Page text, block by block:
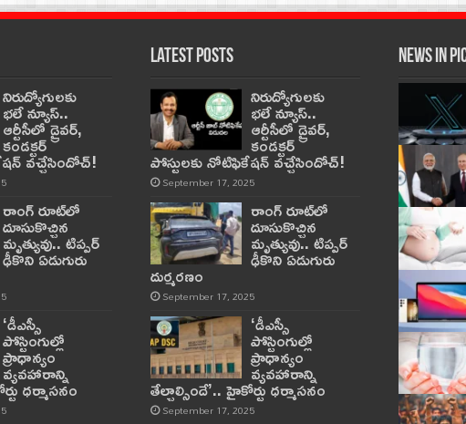
నిరుద్యోగులకు
భలే న్యూస్..
ఆర్టీసీలో డ్రైవర్,
కండక్టర్‌
వచ్చేసిందోచ్‌!
రాంగ్ రూట్‌లో
దూసుకొచ్చిన
మృత్యువు.. టిప్పర్
ఢీకొని ఏడుగురు
‘డీఎస్సీ
పోస్టింగుల్లో
ప్రాధాన్యం
వ్యవహారాన్ని
ధర్మాసనం
Latest Posts
నిరుద్యోగులకు
భలే న్యూస్..
ఆర్టీసీలో డ్రైవర్,
కండక్టర్‌
పోస్టులకు నోటిఫికేషన్‌ వచ్చేసిందోచ్‌!
September 17, 2025
రాంగ్ రూట్‌లో
దూసుకొచ్చిన
మృత్యువు.. టిప్పర్
ఢీకొని ఏడుగురు
దుర్మరణం
September 17, 2025
‘డీఎస్సీ
పోస్టింగుల్లో
ప్రాధాన్యం
వ్యవహారాన్ని
తేల్చాల్సిందే’.. హైకోర్టు ధర్మాసనం
September 17, 2025
News in